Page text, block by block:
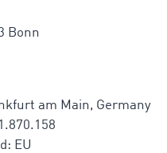
Bonn
am Main, Germany
EU